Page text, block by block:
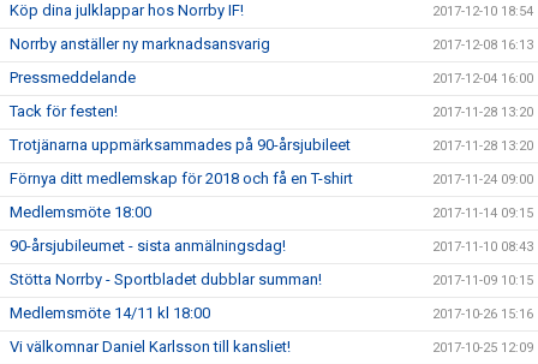
Köp dina julklappar hos Norrby IF! 2017-12-10 18:54
Norrby anställer ny marknadsansvarig 2017-12-08 16:13
Pressmeddelande 2017-12-04 16:00
Tack för festen! 2017-11-28 13:20
Trotjänarna uppmärksammades på 90-årsjubileet 2017-11-28 13:20
Förnya ditt medlemskap för 2018 och få en T-shirt 2017-11-24 09:00
Medlemsmöte 18:00 2017-11-14 09:15
90-årsjubileumet - sista anmälningsdag! 2017-11-10 08:43
Stötta Norrby - Sportbladet dubblar summan! 2017-11-09 10:15
Medlemsmöte 14/11 kl 18:00 2017-10-26 15:16
Vi välkomnar Daniel Karlsson till kansliet! 2017-10-25 12:09